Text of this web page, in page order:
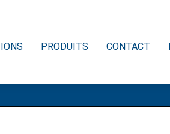
PRODUITS CONTACT